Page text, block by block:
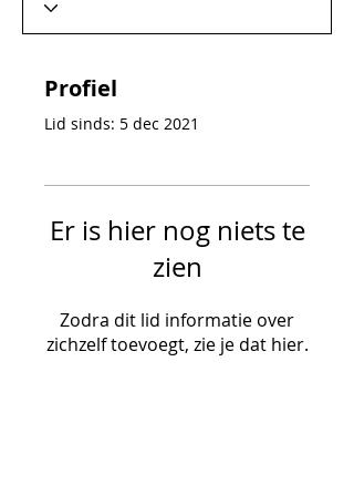
Profiel
Lid sinds: 5 dec 2021
Er is hier nog niets te
zien
Zodra dit lid informatie over
zichzelf toevoegt, zie je dat hier.